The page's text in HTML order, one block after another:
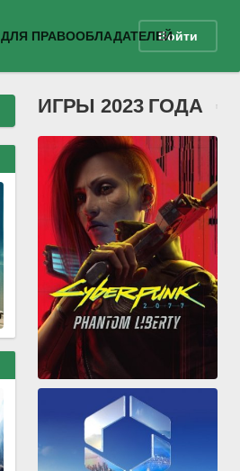
ДЛЯ ПРАВООБЛАДАТЕЛЕЙВойти
ИГРЫ 2023 ГОДА